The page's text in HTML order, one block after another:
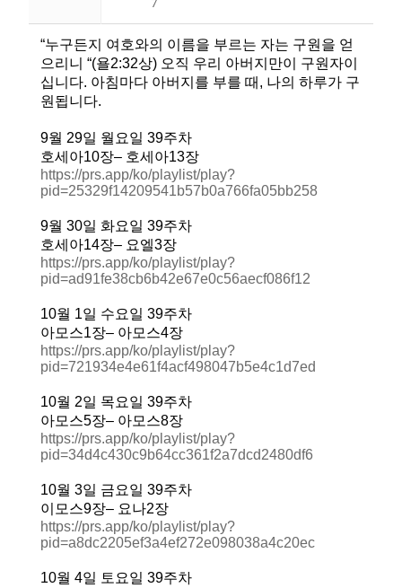
“누구든지 여호와의 이름을 부르는 자는 구원을 얻
으리니 “(욜2:32상) 오직 우리 아버지만이
구원자이
십니다. 아침마다 아버지를 부를 때 , 나의 하루가 구
원됩니다.
9월 29일 월요일 39주차
호세아10장– 호세아13장
https://prs.app/ko/playlist/play?
pid=25329f14209541b57b0a766fa05bb258
9월 30일 화요일 39주차
호세아14장– 요엘3장
https://prs.app/ko/playlist/play?
pid=ad91fe38cb6b42e67e0c56aecf086f12
10월 1일 수요일 39주차
아모스1장– 아모스4장
https://prs.app/ko/playlist/play?
pid=721934e4e61f4acf498047b5e4c1d7ed
10월 2일 목요일 39주차
아모스5장– 아모스8장
https://prs.app/ko/playlist/play?
pid=34d4c430c9b64cc361f2a7dcd2480df6
10월 3일 금요일 39주차
이모스9장– 요나2장
https://prs.app/ko/playlist/play?
pid=a8dc2205ef3a4ef272e098038a4c20ec
10월 4일 토요일 39주차